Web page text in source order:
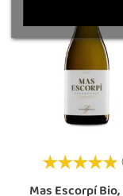
Mas Escorpí Bio,